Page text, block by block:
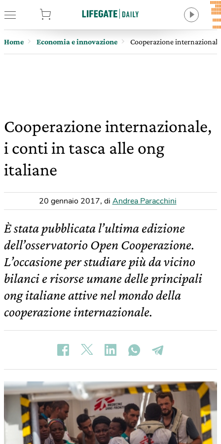
Home Economia e innovazione Cooperazione
Cooperazione internazionale,
i conti in tasca alle ong
italiane
20 gennaio 2017, di Andrea Paracchini
È stata pubblicata l’ultima edizione
dell’osservatorio Open Cooperazione.
L’occasione per studiare più da vicino
bilanci e risorse umane delle principali
ong italiane attive nel mondo della
cooperazione internazionale.